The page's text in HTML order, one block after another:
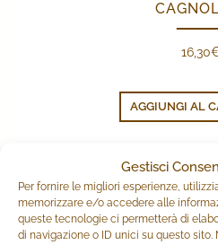
Gestisci
Per fornire le migliori esperienze,
memorizzare e/o accedere alle
queste tecnologie ci permetterà di
di navigazione o ID unici su questo sito.
16,30
AGGIUNGI AL
PRODOTTI CORRELATI